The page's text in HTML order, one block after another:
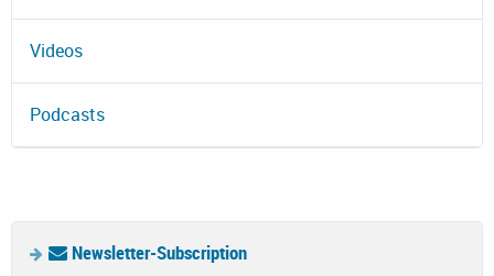
Videos
Podcasts
Newsletter-Subscription